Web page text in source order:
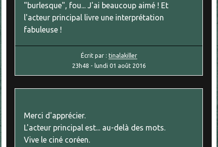
"burlesque", fou... J'ai beaucoup aimé ! Et
l'acteur principal livre une interprétation
fabuleuse !
Écrit par : tinalakiller
23h48 - lundi 01 août 2016
Merci d'apprécier.
L'acteur principal est... au-delà des mots.
Vive le ciné coréen.